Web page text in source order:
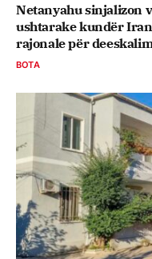
Netanyahu sinjalizon
ushtarake kundër
rajonale për
BOTA